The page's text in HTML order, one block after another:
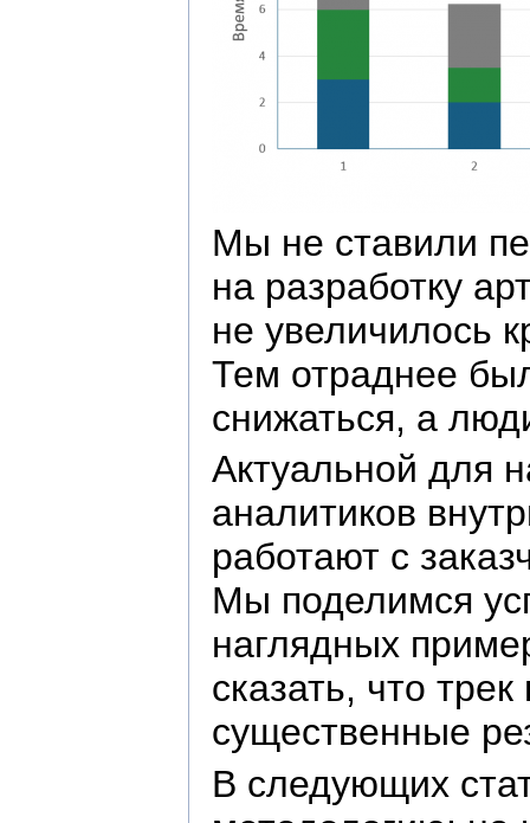
Мы не ставили
на разработку
не увеличилось
Тем отраднее
снижаться, а
Актуальной для
аналитиков
работают с
Мы поделимся
наглядных
сказать, что
существенные
В следующих